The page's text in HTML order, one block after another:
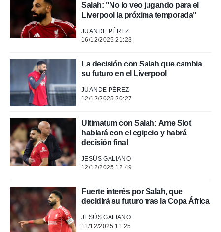
como
este sitio
IP
posible
traten tus
en
interés
a lo que
su
u
datos
momento
Salah: "No lo veo jugando para el
Liverpool la próxima temporada"
JUANDE PÉREZ
16/12/2025 21:23
La decisión con Salah que cambia
su futuro en el Liverpool
JUANDE PÉREZ
12/12/2025 20:27
Ultimatum con Salah: Arne Slot
hablará con el egipcio y habrá
decisión final
JESÚS GALIANO
12/12/2025 12:49
Fuerte interés por Salah, que
decidirá su futuro tras la Copa África
JESÚS GALIANO
11/12/2025 11:25